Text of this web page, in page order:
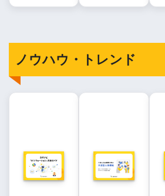
ノウハウ・トレンド